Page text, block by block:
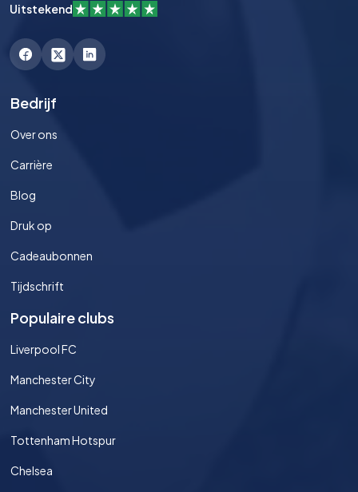
Uitstekend
Bedrijf
Over ons
Carrière
Blog
Druk op
Cadeaubonnen
Tijdschrift
Populaire clubs
Liverpool FC
Manchester City
Manchester United
Tottenham Hotspur
Chelsea